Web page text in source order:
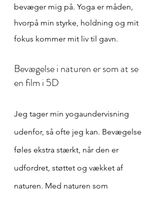
bevæger mig på. Yoga er måden,
hvorpå min styrke, holdning og mit
fokus kommer mit liv til gavn.
Bevægelse i naturen er som at se
en film i 5D
Jeg tager min yogaundervisning
udenfor, så ofte jeg kan. Bevægelse
føles ekstra stærkt, når den er
udfordret, støttet og vækket af
naturen. Med naturen som